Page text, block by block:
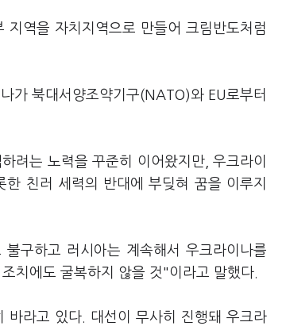
역을 자치지역으로 만들어 크림반도처럼
가 북대서양조약기구(NATO)와 EU로부터
려는 노력을 꾸준히 이어왔지만, 우크라이
친러 세력의 반대에 부딪혀 꿈을 이루지
구하고 러시아는 계속해서 우크라이나를
치에도 굴복하지 않을 것"이라고 말했다.
바라고 있다. 대선이 무사히 진행돼 우크라